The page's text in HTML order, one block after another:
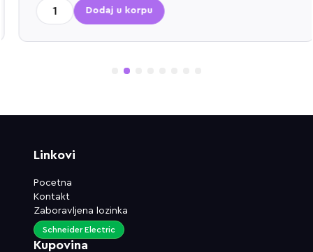
Dodaj u korpu
5
Linkovi
Pocetna
Kontakt
Zaboravljena lozinka
Kupovina
Schneider Electric